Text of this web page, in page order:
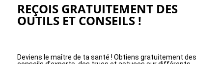
REÇOIS GRATUITEMENT DES
OUTILS ET CONSEILS !
Deviens le maître de ta santé ! Obtiens gratuitement des